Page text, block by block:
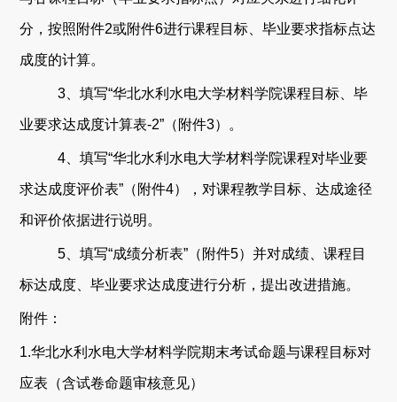
分，按照附件2或附件6进行课程目标、毕业要求指标点达
成度的计算。
3 、填写“华北水利水电大学材料学院课程目标、毕
业要求达成度计算表-2” （附件3）。
4 、填写“华北水利水电大学材料学院课程对毕业要
求达成度评价表” （附件4），对课程教学目标、达成途径
和评价依据进行说明。
5 、填写“成绩分析表” （附件5）并对成绩、课程目
标达成度、毕业要求达成度进行分析，提出改进措施。
附件：
1.华北水利水电大学材料学院期末考试命题与课程目标对
应表 （含试卷命题审核意见）